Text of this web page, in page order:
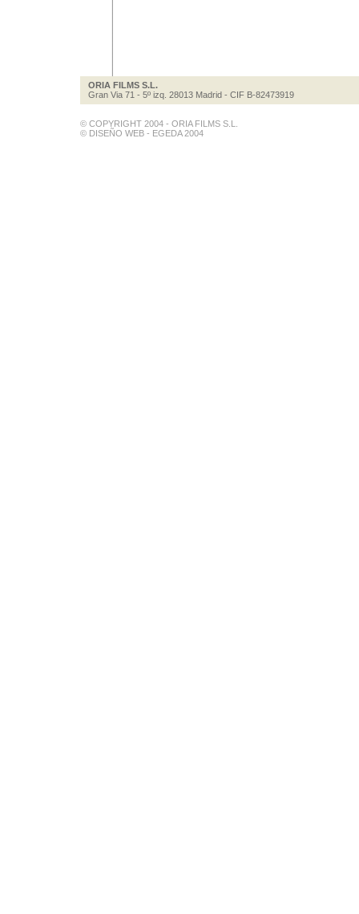
ORIA FILMS S.L.
Gran Via 71 - 5º izq. 28013 Madrid - CIF B-82473919
© COPYRIGHT 2004 - ORIA FILMS S.L.
© DISEÑO WEB - EGEDA 2004